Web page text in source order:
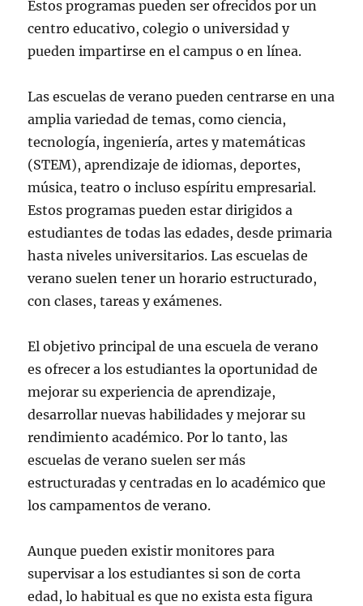
Estos programas pueden ser ofrecidos por un
centro educativo, colegio o universidad y
pueden impartirse en el campus o en línea.
Las escuelas de verano pueden centrarse en una
amplia variedad de temas, como ciencia,
tecnología, ingeniería, artes y matemáticas
(STEM), aprendizaje de idiomas, deportes,
música, teatro o incluso espíritu empresarial.
Estos programas pueden estar dirigidos a
estudiantes de todas las edades, desde primaria
hasta niveles universitarios. Las escuelas de
verano suelen tener un horario estructurado,
con clases, tareas y exámenes.
El objetivo principal de una escuela de verano
es ofrecer a los estudiantes la oportunidad de
mejorar su experiencia de aprendizaje,
desarrollar nuevas habilidades y mejorar su
rendimiento académico. Por lo tanto, las
escuelas de verano suelen ser más
estructuradas y centradas en lo académico que
los campamentos de verano.
Aunque pueden existir monitores para
supervisar a los estudiantes si son de corta
edad, lo habitual es que no exista esta figura